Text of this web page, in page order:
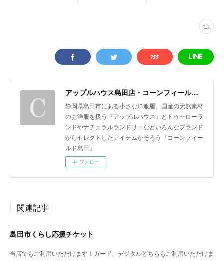
アップルハウス島田店・コーンフィールド島田
静岡県島田市にある小さな洋服屋。国産の天然素材
のお洋服を扱う『アップルハウス』とトゥモローラ
ンドやナチュラルランドリーなどいろんなブランド
からセレクトしたアイテムがそろう『コーンフィー
ルド島田』
フォロー
関連記事
島田市くらし応援チケット
当店でもご利用いただけます！カード、デジタルどちらもご利用いただけま